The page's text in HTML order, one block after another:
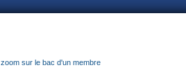
zoom sur le bac d'un membre